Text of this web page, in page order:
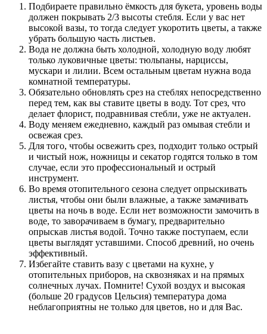
Подбираете правильно ёмкость для букета, уровень воды
должен покрывать 2/3 высоты стебля. Если у вас нет
высокой вазы, то тогда следует укоротить цветы, а также
убрать большую часть листьев.
Вода не должна быть холодной, холодную воду любят
только луковичные цветы: тюльпаны, нарциссы,
мускари и лилии. Всем остальным цветам нужна вода
комнатной температуры.
Обязательно обновлять срез на стеблях непосредственно
перед тем, как вы ставите цветы в воду. Тот срез, что
делает флорист, подравнивая стебли, уже не актуален.
Воду меняем ежедневно, каждый раз омывая стебли и
освежая срез.
Для того, чтобы освежить срез, подходит только острый
и чистый нож, ножницы и секатор годятся только в том
случае, если это профессиональный и острый
инструмент.
Во время отопительного сезона следует опрыскивать
листья, чтобы они были влажные, а также замачивать
цветы на ночь в воде. Если нет возможности замочить в
воде, то заворачиваем в бумагу, предварительно
опрыскав листья водой. Точно также поступаем, если
цветы выглядят уставшими. Способ древний, но очень
эффективный.
Избегайте ставить вазу с цветами на кухне, у
отопительных приборов, на сквозняках и на прямых
солнечных лучах. Помните! Сухой воздух и высокая
(больше 20 градусов Цельсия) температура дома
неблагоприятны не только для цветов, но и для Вас.